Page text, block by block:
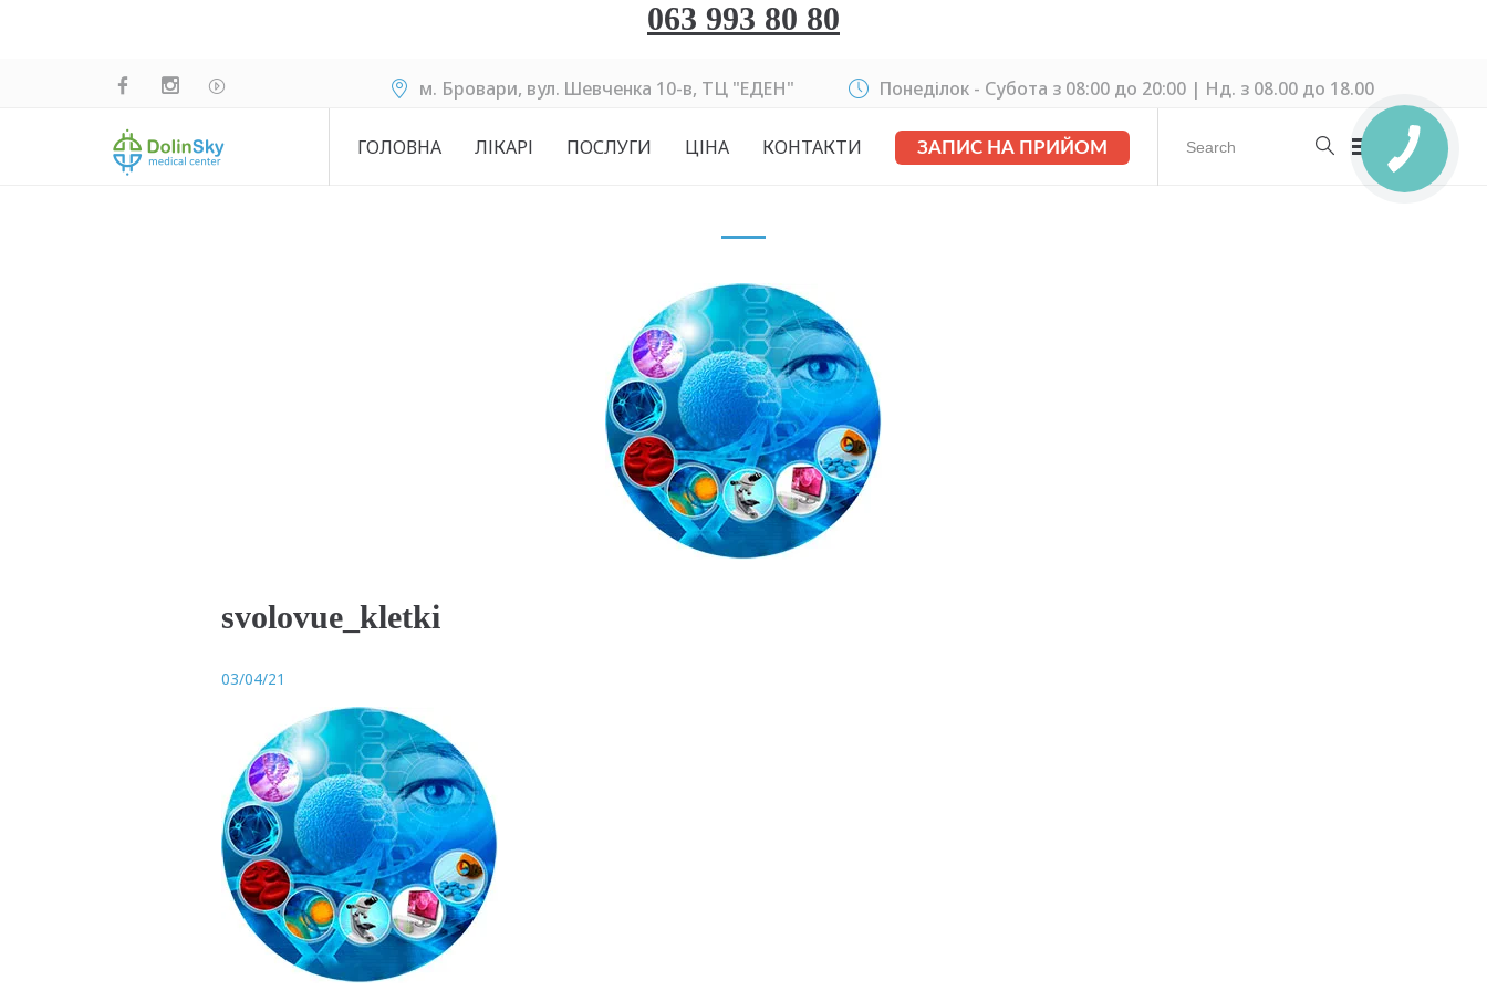
063 993 80 80
м. Бровари, вул. Шевченка 10-в, ТЦ "ЕДЕН" Понеділок - Cубота з 08:00 до 20:00 | Нд. з 08.00 до 18.00
ГОЛОВНА ЛІКАРІ ПОСЛУГИ ЦІНА КОНТАКТИ ЗАПИС НА ПРИЙОМ
svolovue_kletki
03/04/21